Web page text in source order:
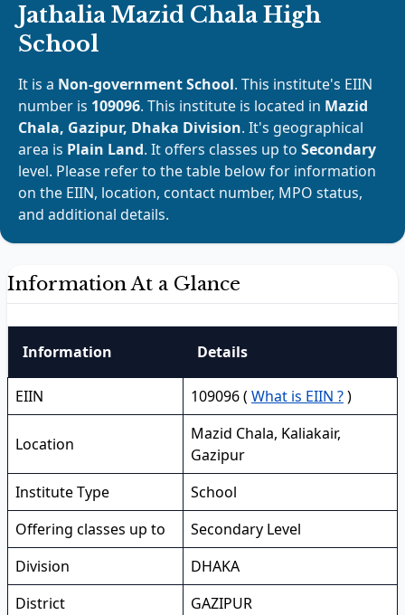
Jathalia Mazid Chala High
School
It is a Non-government School. This institute's EIIN
number is 109096. This institute is located in Mazid
Chala, Gazipur, Dhaka Division. It's geographical
area is Plain Land. It offers classes up to Secondary
level. Please refer to the table below for information
on the EIIN, location, contact number, MPO status,
and additional details.
Information At a Glance
Information Details
EIIN 109096 ( What is EIIN ?)
Location
Mazid Chala, Kaliakair,
Gazipur
Institute Type
School
Offering classes up to
Secondary Level
Division
DHAKA
District
GAZIPUR